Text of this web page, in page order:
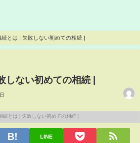
続とは | 失敗しない初めての相続 |
しない初めての相続 |
LINE